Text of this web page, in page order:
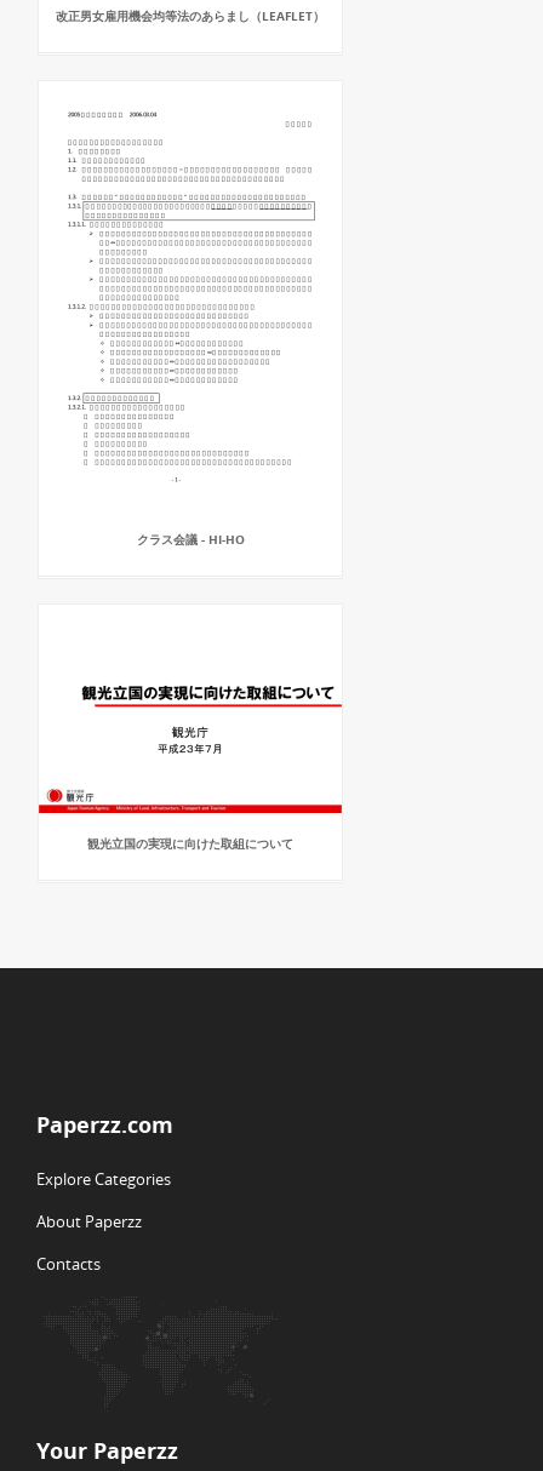
改正男女雇用機会均等法のあらまし（LEAFLET）
クラス会議 - HI-HO
観光立国の実現に向けた取組について
Paperzz.com
Explore Categories
About Paperzz
Contacts
Your Paperzz